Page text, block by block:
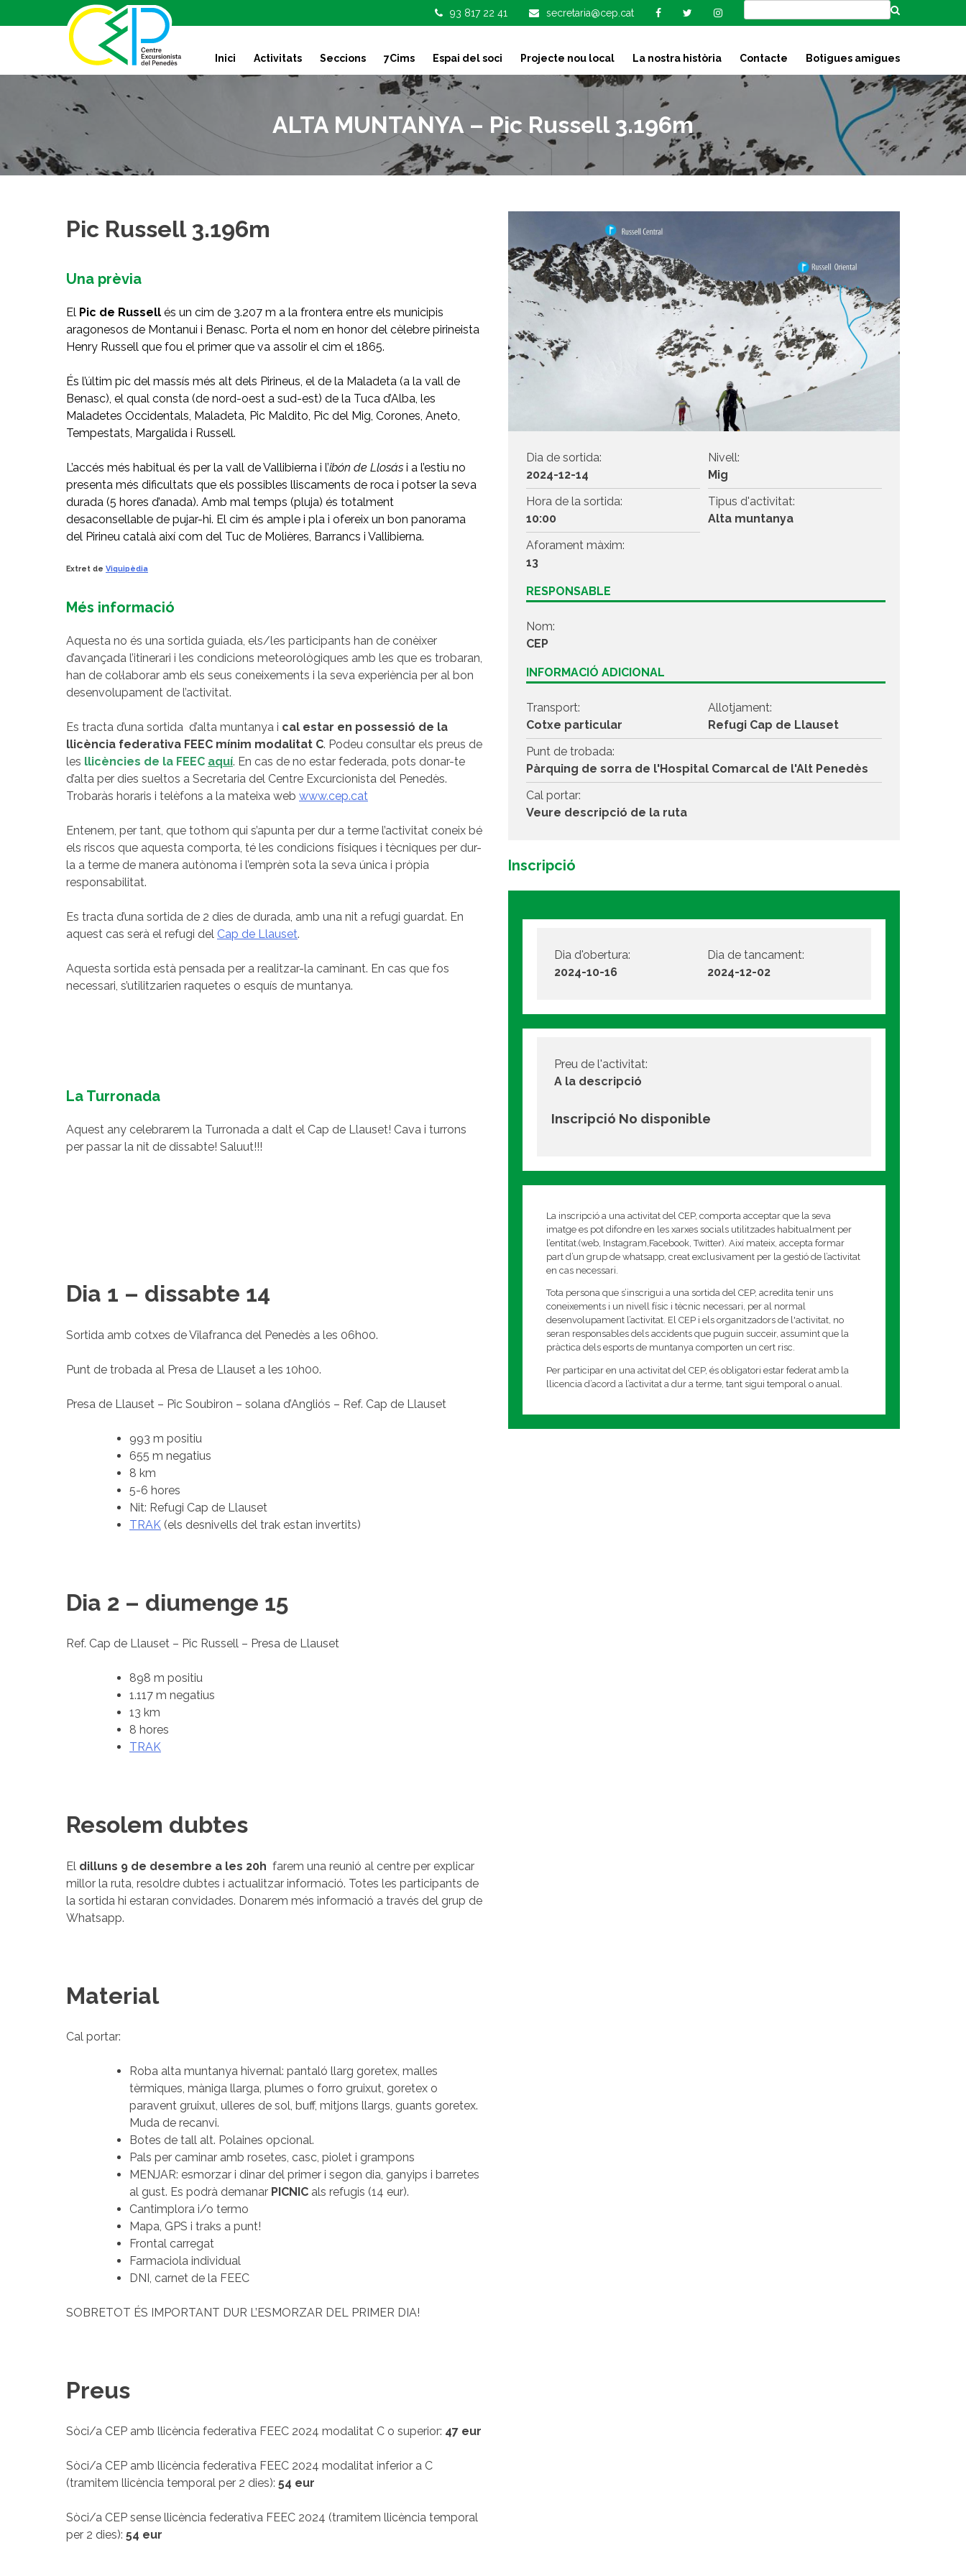
k
t
t
93 817 22 41 secretaria@cep.cat
Inici Activitats Seccions 7Cims Espai del soci Projecte nou local La nostra història Contacte Botigues amigues
ALTA MUNTANYA – Pic Russell 3.196m
Pic Russell 3.196m
Una prèvia
El Pic de Russell és un cim de 3.207 m a la frontera entre els municipis
aragonesos de Montanui i Benasc. Porta el nom en honor del cèlebre pirineista
Henry Russell que fou el primer que va assolir el cim el 1865.
És l’últim pic del massís més alt dels Pirineus, el de la Maladeta (a la vall de
Benasc), el qual consta (de nord-oest a sud-est) de la Tuca d’Alba, les
Maladetes Occidentals, Maladeta, Pic Maldito, Pic del Mig, Corones, Aneto,
Tempestats, Margalida i Russell.
L’accés més habitual és per la vall de Vallibierna i l’ibón de Llosás i a l’estiu no
presenta més dificultats que els possibles lliscaments de roca i potser la seva
durada (5 hores d’anada). Amb mal temps (pluja) és totalment
desaconsellable de pujar-hi. El cim és ample i pla i ofereix un bon panorama
del Pirineu català així com del Tuc de Molières, Barrancs i Vallibierna.
Extret de Viquipèdia
Més informació
Aquesta no és una sortida guiada, els/les participants han de conèixer
d’avançada l’itinerari i les condicions meteorològiques amb les que es trobaran,
han de col·laborar amb els seus coneixements i la seva experiència per al bon
desenvolupament de l’activitat.
Es tracta d’una sortida d’alta muntanya i cal estar en possessió de la
llicència federativa FEEC mínim modalitat C. Podeu consultar els preus de
les llicències de la FEEC aquí. En cas de no estar federada, pots donar-te
d’alta per dies sueltos a Secretaria del Centre Excurcionista del Penedès.
Trobaràs horaris i telèfons a la mateixa web www.cep.cat
Entenem, per tant, que tothom qui s’apunta per dur a terme l’activitat coneix bé
els riscos que aquesta comporta, té les condicions físiques i tècniques per dur-
la a terme de manera autònoma i l’emprèn sota la seva única i pròpia
responsabilitat.
Es tracta d’una sortida de 2 dies de durada, amb una nit a refugi guardat. En
aquest cas serà el refugi del Cap de Llauset.
Aquesta sortida està pensada per a realitzar-la caminant. En cas que fos
necessari, s’utilitzarien raquetes o esquís de muntanya.
La Turronada
Aquest any celebrarem la Turronada a dalt el Cap de Llauset! Cava i turrons
per passar la nit de dissabte! Saluut!!!
Dia 1 – dissabte 14
Sortida amb cotxes de Vilafranca del Penedès a les 06h00.
Punt de trobada al Presa de Llauset a les 10h00.
Presa de Llauset – Pic Soubiron – solana d’Angliós – Ref. Cap de Llauset
993 m positiu
655 m negatius
8 km
5-6 hores
Nit: Refugi Cap de Llauset
TRAK (els desnivells del trak estan invertits)
Dia 2 – diumenge 15
Ref. Cap de Llauset – Pic Russell – Presa de Llauset
898 m positiu
1.117 m negatius
13 km
8 hores
TRAK
Resolem dubtes
El dilluns 9 de desembre a les 20h farem una reunió al centre per explicar
millor la ruta, resoldre dubtes i actualitzar informació. Totes les participants de
la sortida hi estaran convidades. Donarem més informació a través del grup de
Whatsapp.
Material
Cal portar:
Roba alta muntanya hivernal: pantaló llarg goretex, malles
tèrmiques, màniga llarga, plumes o forro gruixut, goretex o
paravent gruixut, ulleres de sol, buff, mitjons llargs, guants goretex.
Muda de recanvi.
Botes de tall alt. Polaines opcional.
Pals per caminar amb rosetes, casc, piolet i grampons
MENJAR: esmorzar i dinar del primer i segon dia, ganyips i barretes
al gust. Es podrà demanar PICNIC als refugis (14 eur).
Cantimplora i/o termo
Mapa, GPS i traks a punt!
Frontal carregat
Farmaciola individual
DNI, carnet de la FEEC
SOBRETOT ÉS IMPORTANT DUR L’ESMORZAR DEL PRIMER DIA!
Preus
Sòci/a CEP amb llicència federativa FEEC 2024 modalitat C o superior: 47 eur
Sòci/a CEP amb llicència federativa FEEC 2024 modalitat inferior a C
(tramitem llicència temporal per 2 dies): 54 eur
Sòci/a CEP sense llicència federativa FEEC 2024 (tramitem llicència temporal
per 2 dies): 54 eur
Dia de sortida:
2024-12-14
Nivell:
Mig
Hora de la sortida:
10:00
Tipus d'activitat:
Alta muntanya
Aforament màxim:
13
RESPONSABLE
Nom:
CEP
INFORMACIÓ ADICIONAL
Transport:
Cotxe particular
Allotjament:
Refugi Cap de Llauset
Punt de trobada:
Pàrquing de sorra de l'Hospital Comarcal de l'Alt Penedès
Cal portar:
Veure descripció de la ruta
Inscripció
Dia d'obertura:
2024-10-16
Dia de tancament:
2024-12-02
Preu de l'activitat:
A la descripció
Inscripció No disponible
La inscripció a una activitat del CEP, comporta acceptar que la seva
imatge es pot difondre en les xarxes socials utilitzades habitualment per
l’entitat.(web, Instagram,Facebook, Twitter). Així mateix, accepta formar
part d’un grup de whatsapp, creat exclusivament per la gestió de l’activitat
en cas necessari.
Tota persona que s’inscrigui a una sortida del CEP, acredita tenir uns
coneixements i un nivell físic i tècnic necessari, per al normal
desenvolupament l’activitat. El CEP i els organitzadors de l'activitat, no
seran responsables dels accidents que puguin succeir, assumint que la
pràctica dels esports de muntanya comporten un cert risc.
Per participar en una activitat del CEP, és obligatori estar federat amb la
llicencia d’acord a l’activitat a dur a terme, tant sigui temporal o anual.